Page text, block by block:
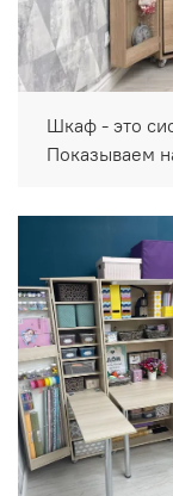
Шкаф - это
Показываем